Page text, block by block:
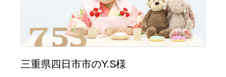
三重県四日市市のY.S様